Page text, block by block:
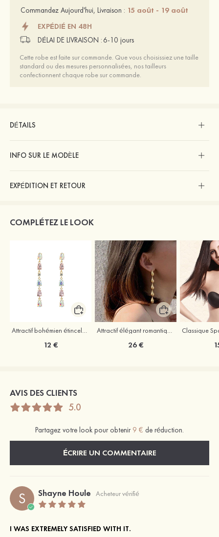
Commandez Aujourd'hui, Livraison : 15 août - 19 août
EXPÉDIÉ EN 48H
DÉLAI DE LIVRAISON : 6-10 jours
Cette robe est faite sur commande. Que vous choisissiez une taille
standard ou des mesures personnalisées, nos tailleurs
confectionnent chaque robe sur commande.
DÉTAILS
INFO SUR LE MODÈLE
EXPÉDITION ET RETOUR
COMPLÉTEZ LE LOOK
Attractif bohémien étincelant strass boucles d'oreilles
12 €
Attractif élégant romantique simple alliage boucles d'oreilles
26 €
AVIS DES CLIENTS
5.0
Partagez votre look pour obtenir 9 € de réduction.
ÉCRIRE UN COMMENTAIRE
S Shayne Houle Acheteur vérifié
I WAS EXTREMELY SATISFIED WITH IT.